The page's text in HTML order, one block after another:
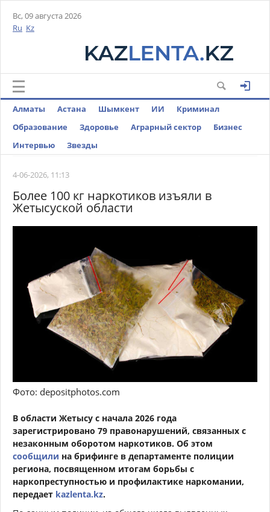
Вс, 09 августа 2026
Ru Kz
Алматы Астана Шымкент ИИ
Криминал
Образование
Здоровье Аграрный сектор
Бизнес
Интервью
Звезды
4-06-2026, 11:13
Более 100 кг наркотиков изъяли в
Жетысуской области
Фото: depositphotos.com
В области Жетысу с начала 2026 года
зарегистрировано 79 правонарушений, связанных с
незаконным оборотом наркотиков. Об этом
сообщили на брифинге в департаменте полиции
региона, посвященном итогам борьбы с
наркопреступностью и профилактике наркомании,
передает kazlenta.kz.